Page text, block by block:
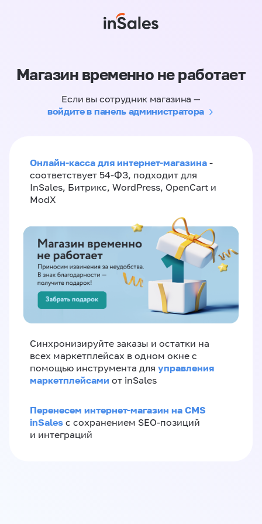
Магазин временно не работает
Если вы сотрудник магазина —
войдите в панель администратора
Онлайн-касса для интернет-магазина -
соответствует 54-ФЗ, подходит для
InSales, Битрикс, WordPress, OpenCart и
ModX
Синхронизируйте заказы и остатки на
всех маркетплейсах в одном окне с
помощью инструмента для управления
маркетплейсами от inSales
Перенесем интернет-магазин на CMS
inSales с сохранением SEO-позиций
и интеграций